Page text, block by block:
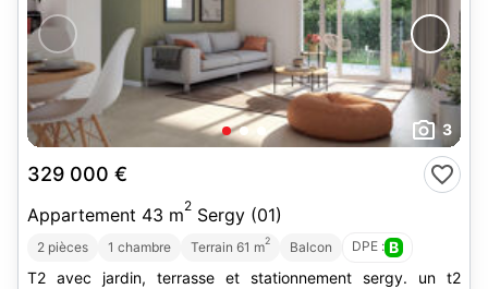
3
329 000 €
Appartement 43 m2 Sergy (01)
2 pièces 1 chambre Terrain 61 m2 Balcon DPE : B
T2 avec jardin, terrasse et stationnement sergy. un t2